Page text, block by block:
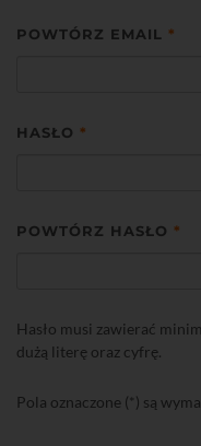
POWTÓRZ EMAIL *
HASŁO *
POWTÓRZ HASŁO *
Hasło musi zawierać
dużą literę oraz cyfrę.
Pola oznaczone (*) są